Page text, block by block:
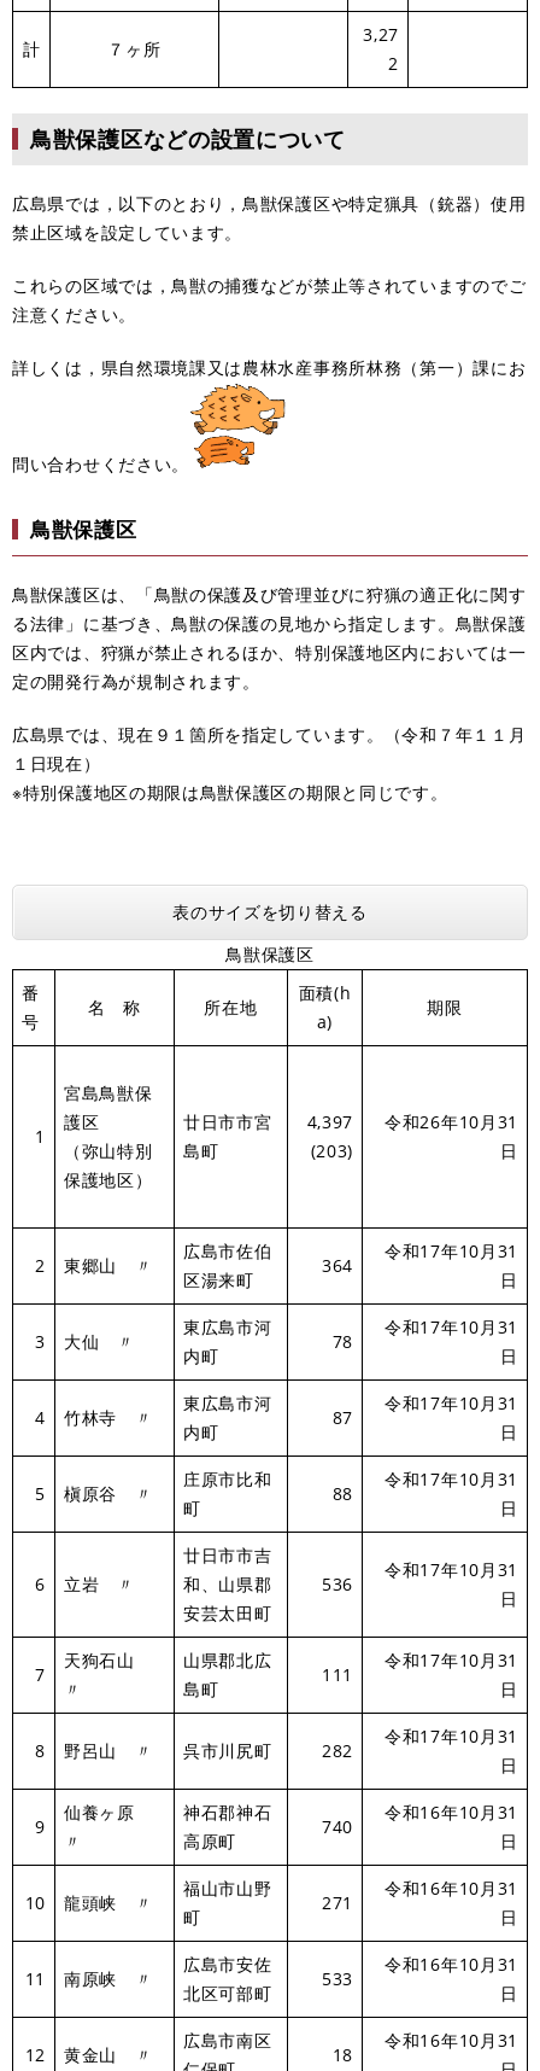
計 ７ヶ所
3,27
2
鳥獣保護区などの設置について
広島県では，以下のとおり，鳥獣保護区や特定猟具（銃器）使用
禁止区域を設定しています。
これらの区域では，鳥獣の捕獲などが禁止等されていますのでご
注意ください。
詳しくは，県自然環境課又は農林水産事務所林務（第一）課にお
問い合わせください。
鳥獣保護区
鳥獣保護区は、「鳥獣の保護及び管理並びに狩猟の適正化に関す
る法律」に基づき、鳥獣の保護の見地から指定します。鳥獣保護
区内では、狩猟が禁止されるほか、特別保護地区内においては一
定の開発行為が規制されます。
広島県では、現在９１箇所を指定しています。（令和７年１１月
１日現在）
※特別保護地区の期限は鳥獣保護区の期限と同じです。
表のサイズを切り替える
鳥獣保護区
番
号
名 称 所在地
面積(h
a)
期限
1
宮島鳥獣保
護区
（弥山特別
保護地区）
廿日市市宮
島町
4,397
(203)
令和26年10月31
日
2 東郷山 〃
広島市佐伯
区湯来町
364
令和17年10月31
日
3 大仙 〃
東広島市河
内町
78
令和17年10月31
日
4 竹林寺 〃
東広島市河
内町
87
令和17年10月31
日
5 槇原谷 〃
庄原市比和
町
88
令和17年10月31
日
6 立岩 〃
廿日市市吉
和、山県郡
安芸太田町
536
令和17年10月31
日
7
天狗石山
〃
山県郡北広
島町
111
令和17年10月31
日
8 野呂山 〃 呉市川尻町 282
令和17年10月31
日
9
仙養ヶ原
〃
神石郡神石
高原町
740
令和16年10月31
日
10 龍頭峡 〃
福山市山野
町
271
令和16年10月31
日
11 南原峡 〃
広島市安佐
北区可部町
533
令和16年10月31
日
12 黄金山 〃
広島市南区
18
令和16年10月31